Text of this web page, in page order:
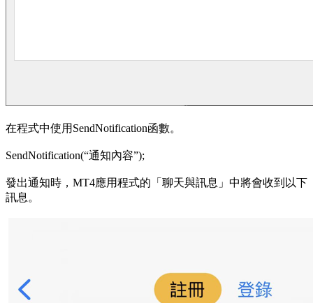
在程式中使用SendNotification函數。
SendNotification(“通知內容”);
發出通知時，MT4應用程式的「聊天與訊息」中將會收到以下
訊息。